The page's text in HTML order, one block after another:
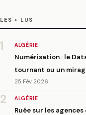
LES + LUS
1 ALGÉRIE
Numérisation : le
tournant ou un
25 Fév 2026
2 ALGÉRIE
Ruée sur les